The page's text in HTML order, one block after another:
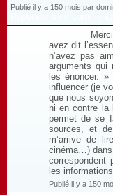
Publié il y a 150 mois par
avez dit
n’avez pas
arguments qui
les énoncer.
influencer (je
que nous
ni en contre la
permet de se
sources, et
m’arrive de
cinéma…) dans
correspondent
les
Publié il y a 150